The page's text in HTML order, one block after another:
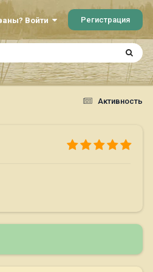
Войти Регистрация
Активность